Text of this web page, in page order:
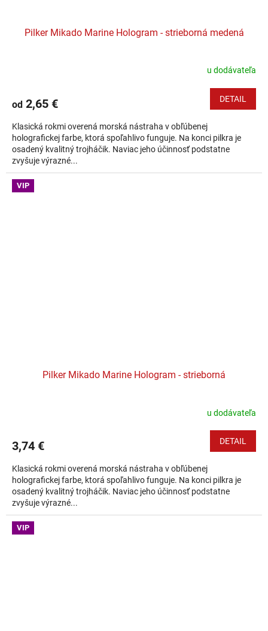
Pilker Mikado Marine Hologram - strieborná medená
u dodávateľa
od 2,65 € DETAIL
Klasická rokmi overená morská nástraha v obľúbenej
holografickej farbe, ktorá spoľahlivo funguje. Na konci pilkra je
osadený kvalitný trojháčik. Naviac jeho účinnosť podstatne
zvyšuje výrazné...
VIP
Pilker Mikado Marine Hologram - strieborná
u dodávateľa
3,74 € DETAIL
Klasická rokmi overená morská nástraha v obľúbenej
holografickej farbe, ktorá spoľahlivo funguje. Na konci pilkra je
osadený kvalitný trojháčik. Naviac jeho účinnosť podstatne
zvyšuje výrazné...
VIP